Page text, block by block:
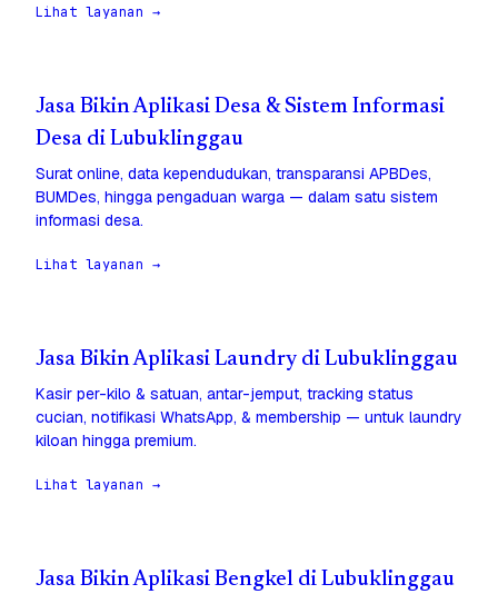
Lihat layanan →
Jasa Bikin Aplikasi Desa & Sistem Informasi
Desa di Lubuklinggau
Surat online, data kependudukan, transparansi APBDes,
BUMDes, hingga pengaduan warga — dalam satu sistem
informasi desa.
Lihat layanan →
Jasa Bikin Aplikasi Laundry di Lubuklinggau
Kasir per-kilo & satuan, antar-jemput, tracking status
cucian, notifikasi WhatsApp, & membership — untuk laundry
kiloan hingga premium.
Lihat layanan →
Jasa Bikin Aplikasi Bengkel di Lubuklinggau